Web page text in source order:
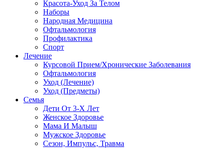
Красота-Уход За Телом
Наборы
Народная Медицина
Офтальмология
Профилактика
Спорт
Лечение
Курсовой Прием/Хронические Заболевания
Офтальмология
Уход (Лечение)
Уход (Предметы)
Семья
Дети От 3-Х Лет
Женское Здоровье
Мама И Малыш
Мужское Здоровье
Сезон, Импульс, Травма